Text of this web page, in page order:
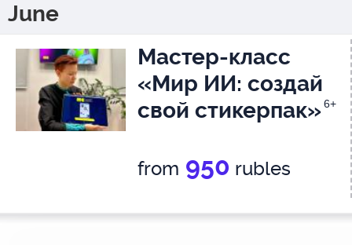
June
Мастер-класс
«Мир ИИ: создай
свой стикерпак»6+
from 950 rubles